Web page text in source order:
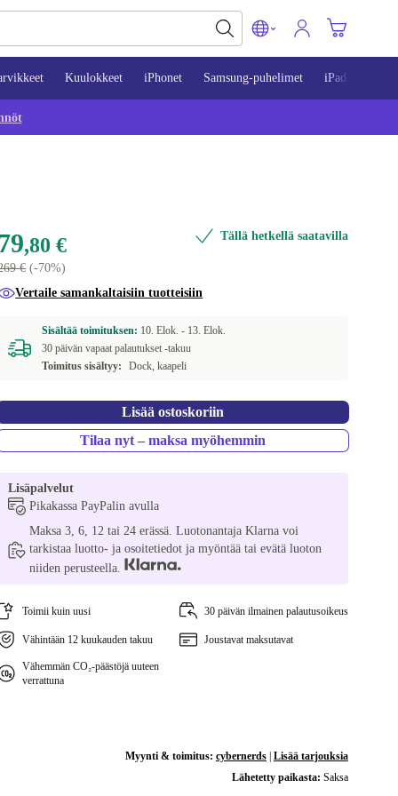
Kuulokkeet iPhonet Samsung-puhelimet iPadit
,80 €
€(-70%)
Tällä hetkellä saatavilla
Vertaile samankaltaisiin tuotteisiin
Sisältää toimituksen: 10. Elok. - 13. Elok.
30 päivän vapaat palautukset -takuu
Toimitus sisältyy:
Dock, kaapeli
Lisää ostoskoriin
Tilaa nyt – maksa myöhemmin
Lisäpalvelut
Pikakassa PayPalin avulla
Maksa 3, 6, 12 tai 24 erässä. Luotonantaja Klarna voi
tarkistaa luotto- ja osoitetiedot ja myöntää tai evätä luoton
niiden perusteella.
Toimii kuin uusi 30 päivän ilmainen palautusoikeus
Vähintään 12 kuukauden takuu Joustavat maksutavat
Vähemmän CO₂-päästöjä uuteen
verrattuna
Myynti & toimitus: cybernerds| Lisää tarjouksia
Lähetetty paikasta: Saksa